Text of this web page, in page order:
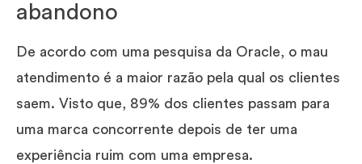
abandono
De acordo com uma pesquisa da Oracle, o mau
atendimento é a maior razão pela qual os clientes
saem. Visto que, 89% dos clientes passam para
uma marca concorrente depois de ter uma
experiência ruim com uma empresa.